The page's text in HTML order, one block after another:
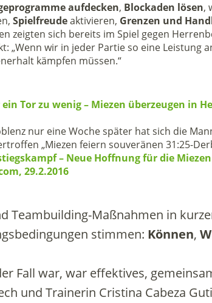
aufdecken, Blockaden lösen,
Spielfreudeaktivieren, Grenzen und
zeigten sich bereits im Spiel gegen
„Wenn wir in jeder Partie so eine Leistung
kämpfen müssen.“
Tor zu wenig – Miezen überzeugen in
nur eine Woche später hat sich die
„Miezen feiern souveränen 31:25-
– Neue Hoffnung für die
29.2.2016
Teambuilding-Maßnahmen in
stimmen: Können,
Fall war, war effektives,
und Trainerin Cristina Cabeza